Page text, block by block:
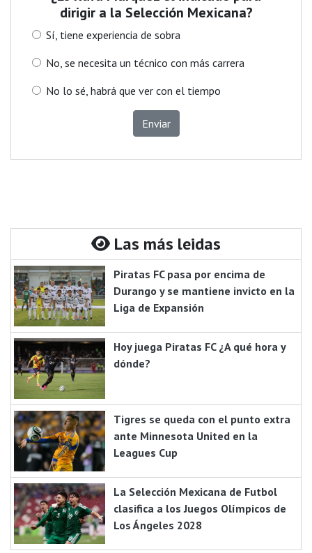
dirigir a la Selección Mexicana?
Sí, tiene experiencia de sobra
No, se necesita un técnico con más carrera
No lo sé, habrá que ver con el tiempo
Enviar
Las más leidas
Piratas FC pasa por encima de
Durango y se mantiene invicto en la
Liga de Expansión
Hoy juega Piratas FC ¿A qué hora y
dónde?
Tigres se queda con el punto extra
ante Minnesota United en la
Leagues Cup
La Selección Mexicana de Futbol
clasifica a los Juegos Olímpicos de
Los Ángeles 2028